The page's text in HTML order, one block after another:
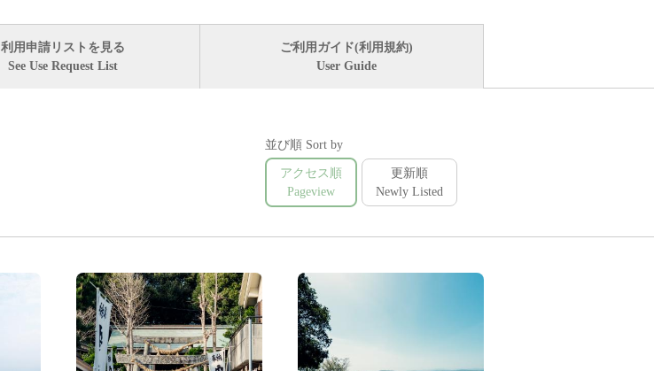
利用申請リストを見る
See Use Request List
ご利用ガイド(利用規約)
User Guide
並び順 Sort by
アクセス順
Pageview
更新順
Newly Listed